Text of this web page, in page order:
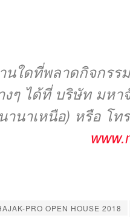
ใดที่พลาดกิจกรร
ๆ ได้ที่ บริษัท มหา
นาเหนือ) หรือ โท
PRO OPEN HOUSE 2018